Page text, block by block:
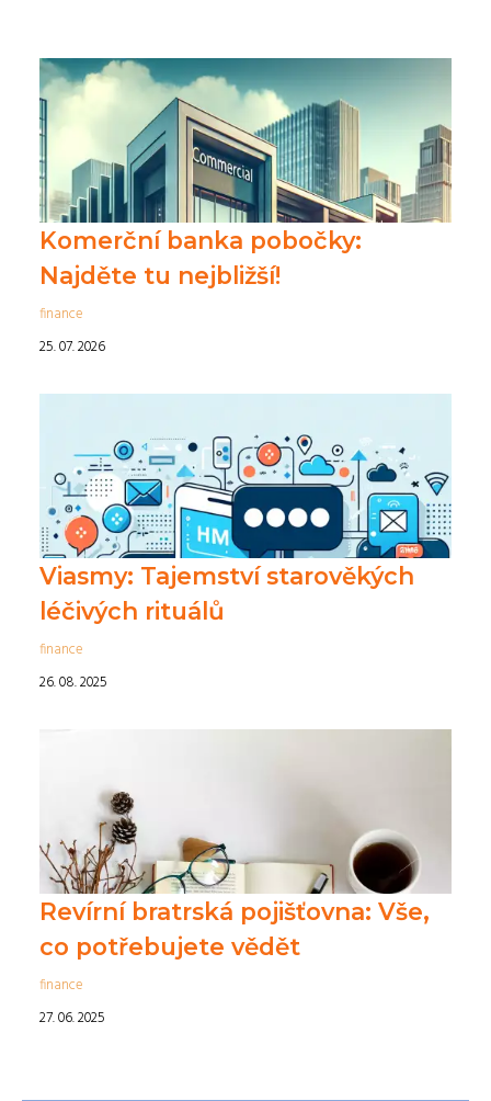
Komerční banka pobočky:
Najděte tu nejbližší!
finance
25. 07. 2026
Viasmy: Tajemství starověkých
léčivých rituálů
finance
26. 08. 2025
Revírní bratrská pojišťovna: Vše,
co potřebujete vědět
finance
27. 06. 2025